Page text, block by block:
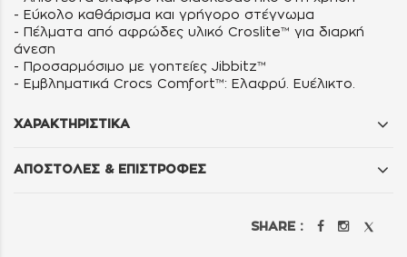
- Εύκολο καθάρισμα και γρήγορο στέγνωμα
- Πέλματα από αφρώδες υλικό Croslite™ για διαρκή
άνεση
- Προσαρμόσιμο με γοητείες Jibbitz™
- Εμβληματικά Crocs Comfort™: Ελαφρύ. Ευέλικτο.
ΧΑΡΑΚΤΗΡΙΣΤΙΚΑ
ΑΠΟΣΤΟΛΕΣ & ΕΠΙΣΤΡΟΦΕΣ
SHARE :